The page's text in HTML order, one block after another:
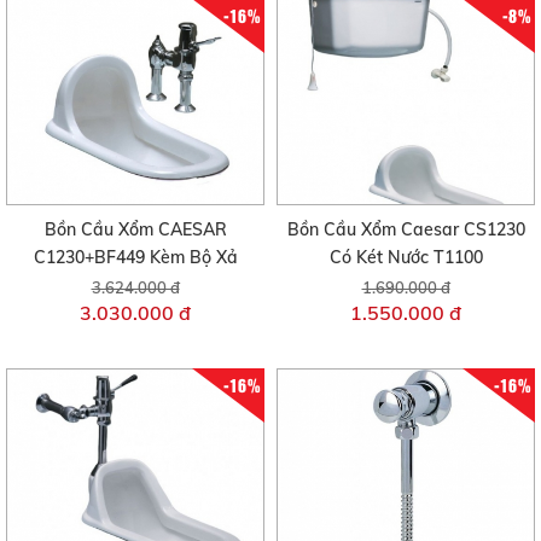
-16%
Bồn Cầu Xổm CAESAR
C1230+BF449 Kèm Bộ Xả
3.624.000 đ
3.030.000 đ
-8%
Bồn Cầu Xổm Caesar CS1230
Có Két Nước T1100
1.690.000 đ
1.550.000 đ
-16% -16%